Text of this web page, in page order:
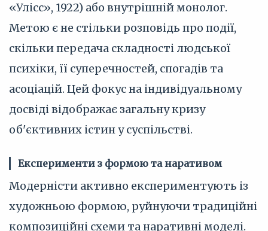
«Улісс», 1922) або внутрішній монолог.
Метою є не стільки розповідь про події,
скільки передача складності людської
психіки, її суперечностей, спогадів та
асоціацій. Цей фокус на індивідуальному
досвіді відображає загальну кризу
об'єктивних істин у суспільстві.
Експерименти з формою та наративом
Модерністи активно експериментують із
художньою формою, руйнуючи традиційні
композиційні схеми та наративні моделі.